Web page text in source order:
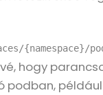
{namespace}/
hogy
podban,